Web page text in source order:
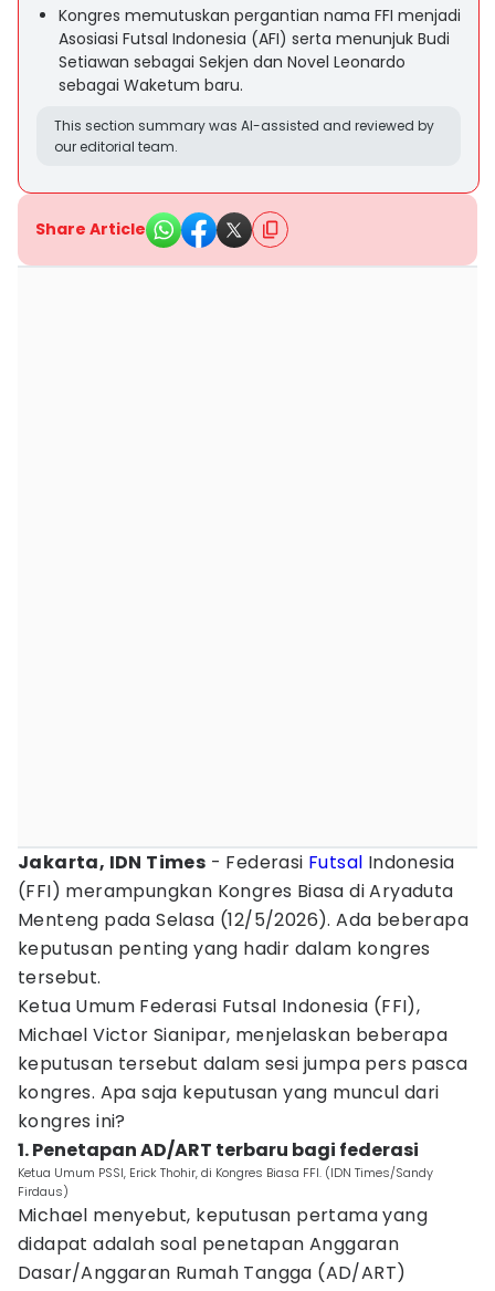
Kongres memutuskan pergantian nama FFI menjadi
Asosiasi Futsal Indonesia (AFI) serta menunjuk Budi
Setiawan sebagai Sekjen dan Novel Leonardo
sebagai Waketum baru.
This section summary was AI-assisted and reviewed by
our editorial team.
Share Article
Jakarta, IDN Times - Federasi Futsal Indonesia
(FFI) merampungkan Kongres Biasa di Aryaduta
Menteng pada Selasa (12/5/2026). Ada beberapa
keputusan penting yang hadir dalam kongres
tersebut.
Ketua Umum Federasi Futsal Indonesia (FFI),
Michael Victor Sianipar, menjelaskan beberapa
keputusan tersebut dalam sesi jumpa pers pasca
kongres. Apa saja keputusan yang muncul dari
kongres ini?
1. Penetapan AD/ART terbaru bagi federasi
Ketua Umum PSSI, Erick Thohir, di Kongres Biasa FFI. (IDN Times/Sandy
Firdaus)
Michael menyebut, keputusan pertama yang
didapat adalah soal penetapan Anggaran
Dasar/Anggaran Rumah Tangga (AD/ART)